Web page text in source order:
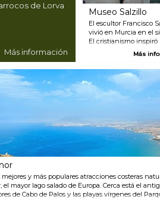
de Lorva
Más información
Museo Salzillo
El escultor Francisco
vivió en Murcia en el
El cristianismo inspiró
profundamente su
Semana Santa su
las procesiones
la ciudad. El Museo
expone cerca de 500 de
Más
y más populares atracciones costeras
el mayor lago salado de Europa. Cerca está el
de Cabo de Palos y las playas vírgenes del